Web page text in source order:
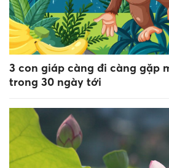
3 con giáp càng đi càng gặp
trong 30 ngày tới